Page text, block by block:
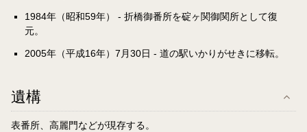
1984年（昭和59年） - 折橋御番所を碇ヶ関御関所として復
元。
2005年（平成16年）7月30日 - 道の駅いかりがせきに移転。
遺構
表番所、高麗門などが現存する。